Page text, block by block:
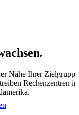
Nähe Ihrer
Rechenzentren in